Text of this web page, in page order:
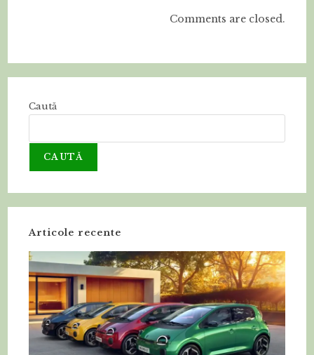
Comments are closed.
Caută
CAUTĂ
Articole recente